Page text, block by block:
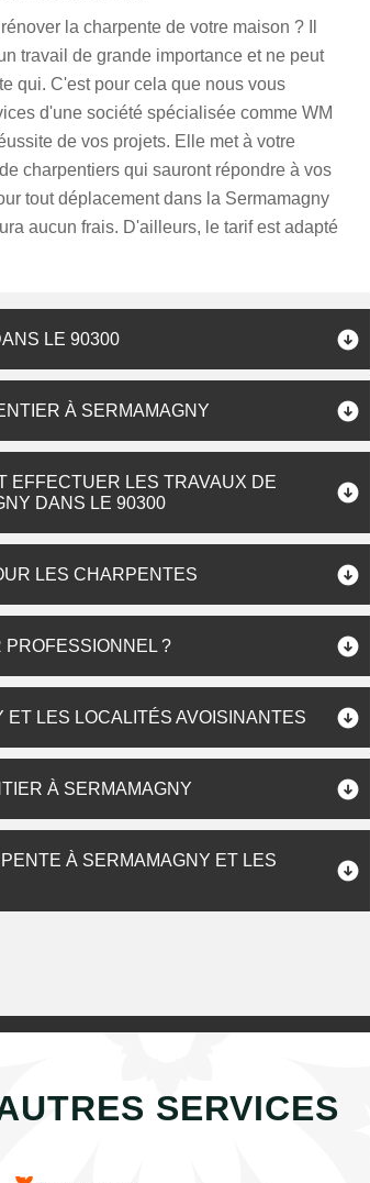
la charpente de votre maison ? Il
travail de grande importance et ne peut
qui. C'est pour cela que nous vous
d'une société spécialisée comme WM
de vos projets. Elle met à votre
charpentiers qui sauront répondre à vos
tout déplacement dans la Sermamagny
aucun frais. D'ailleurs, le tarif est adapté
LE 90300
À SERMAMAGNY
EFFECTUER LES TRAVAUX DE
DANS LE 90300
LES CHARPENTES
?
LES LOCALITÉS AVOISINANTES
À SERMAMAGNY
À SERMAMAGNY ET LES
SERVICES